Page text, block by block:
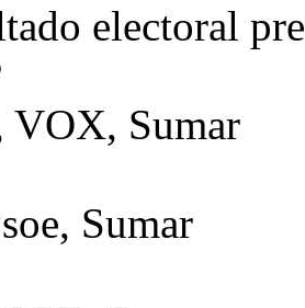
electoral
VOX, Sumar
Sumar